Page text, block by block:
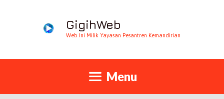
GigihWeb
Web Ini Milik Yayasan Pesantren Kemandirian
Menu